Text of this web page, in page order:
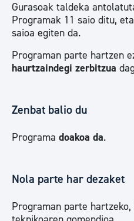
Gurasoak taldeka
Programak 11 saio ditu,
saioa egiten da.
Programan parte hartzen
haurtzaindegi zerbitzua
Zenbat balio du
Programa doakoa da.
Nola parte har dezaket
Programan parte